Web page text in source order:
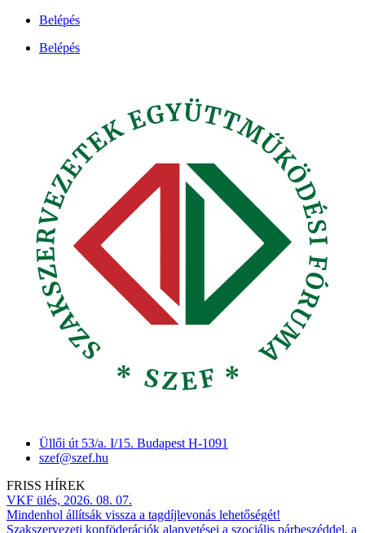
Ugrás
tartalomhoz
Belépés
Belépés
Üllői út 53/a. I/15. Budapest H-1091
szef@szef.hu
FRISS HÍREK
VKF ülés, 2026. 08. 07.
Mindenhol állítsák vissza a tagdíjlevonás lehetőségét!
Szakszervezeti konföderációk alapvetései a szociális párbeszéddel, a